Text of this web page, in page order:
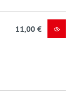
11,00 €